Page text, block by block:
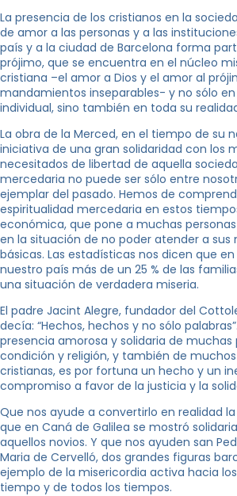
La presencia de los cristianos en la
de amor a las personas y a las
país y a la ciudad de Barcelona forma
prójimo, que se encuentra en el núcleo
cristiana –el amor a Dios y el amor al
mandamientos inseparables- y no sólo
individual, sino también en toda su
La obra de la Merced, en el tiempo de su
iniciativa de una gran solidaridad con los
necesitados de libertad de aquella
mercedaria no puede ser sólo entre
ejemplar del pasado. Hemos de
espiritualidad mercedaria en estos
económica, que pone a muchas
en la situación de no poder atender a sus
básicas. Las estadísticas nos dicen que
nuestro país más de un 25 % de las
una situación de verdadera miseria.
El padre Jacint Alegre, fundador del
decía: “Hechos, hechos y no sólo
presencia amorosa y solidaria de muchas
condición y religión, y también de
cristianas, es por fortuna un hecho y un
compromiso a favor de la justicia y la
Que nos ayude a convertirlo en realidad
que en Caná de Galilea se mostró
aquellos novios. Y que nos ayuden san
Maria de Cervelló, dos grandes figuras
ejemplo de la misericordia activa hacia
tiempo y de todos los tiempos.